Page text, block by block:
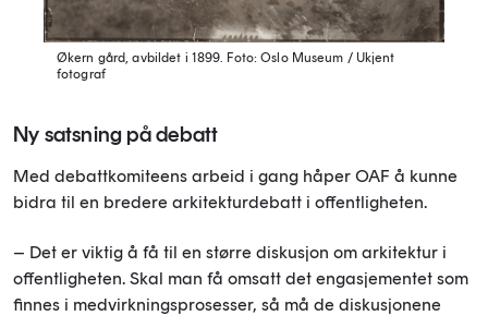
Økern gård, avbildet i 1899. Foto: Oslo Museum / Ukjent
fotograf
Ny satsning på debatt
Med debattkomiteens arbeid i gang håper OAF å kunne
bidra til en bredere arkitekturdebatt i offentligheten.
– Det er viktig å få til en større diskusjon om arkitektur i
offentligheten. Skal man få omsatt det engasjementet som
finnes i medvirkningsprosesser, så må de diskusjonene